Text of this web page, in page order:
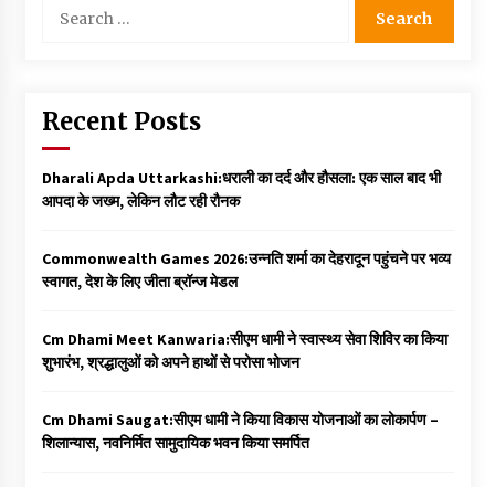
for:
Recent Posts
Dharali Apda Uttarkashi:धराली का दर्द और हौसला: एक साल बाद भी
आपदा के जख्म, लेकिन लौट रही रौनक
Commonwealth Games 2026:उन्नति शर्मा का देहरादून पहुंचने पर भव्य
स्वागत, देश के लिए जीता ब्रॉन्ज मेडल
Cm Dhami Meet Kanwaria:सीएम धामी ने स्वास्थ्य सेवा शिविर का किया
शुभारंभ, श्रद्धालुओं को अपने हाथों से परोसा भोजन
Cm Dhami Saugat:सीएम धामी ने किया विकास योजनाओं का लोकार्पण –
शिलान्यास, नवनिर्मित सामुदायिक भवन किया समर्पित